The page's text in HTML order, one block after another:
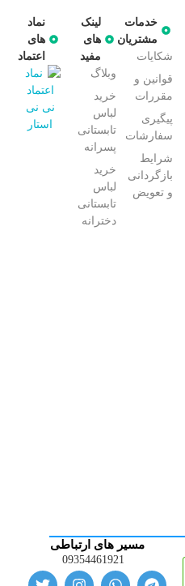
خدمات
مشتریان
شکایات
قوانین و
مقررات
پیگیری
سفارشات
شرایط
بازگردانی
و تعویض
لینک
های
مفید
وبلاگ
خرید
لباس
تابستانی
پسرانه
خرید
لباس
تابستانی
دخترانه
نماد
های
اعتماد
مسیر های ارتباطی
09354461921